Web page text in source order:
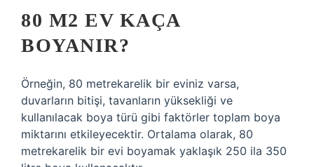
80 M2 EV KAÇA
BOYANIR?
Örneğin, 80 metrekarelik bir eviniz varsa,
duvarların bitişi, tavanların yüksekliği ve
kullanılacak boya türü gibi faktörler toplam boya
miktarını etkileyecektir. Ortalama olarak, 80
metrekarelik bir evi boyamak yaklaşık 250 ila 350